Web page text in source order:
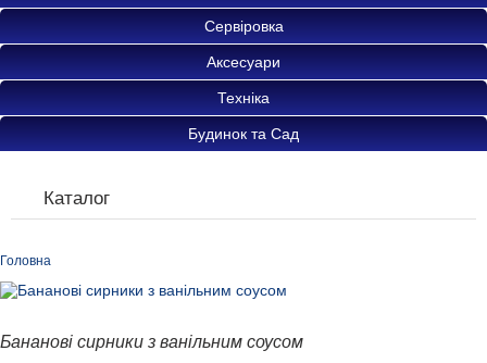
Сервіровка
Аксесуари
Техніка
Будинок та Сад
Каталог
Головна
Бананові сирники з ванільним соусом